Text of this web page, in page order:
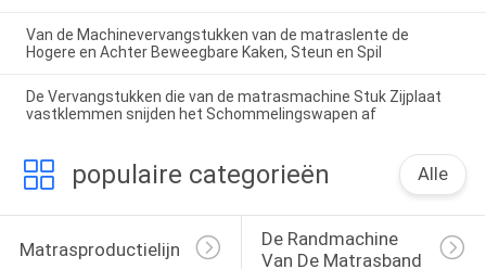
Van de Machinevervangstukken van de matraslente de
Hogere en Achter Beweegbare Kaken, Steun en Spil
De Vervangstukken die van de matrasmachine Stuk Zijplaat
vastklemmen snijden het Schommelingswapen af
populaire categorieën Alle
Matrasproductielijn
De Randmachine
Van De Matrasband